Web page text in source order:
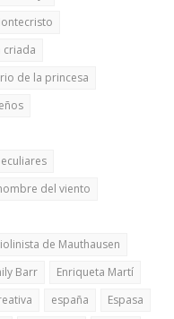
criada
de la princesa
del viento
de Mauthausen
Barr
Enriqueta Martí
españa
Espasa